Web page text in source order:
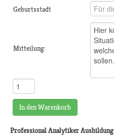
Geburtsstadt
Mitteilung:
In den Warenkorb
Professional Analytiker Ausbildung